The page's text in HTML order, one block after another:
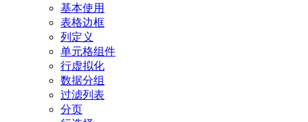
基本使用
表格边框
列定义
单元格组件
行虚拟化
数据分组
过滤列表
分页